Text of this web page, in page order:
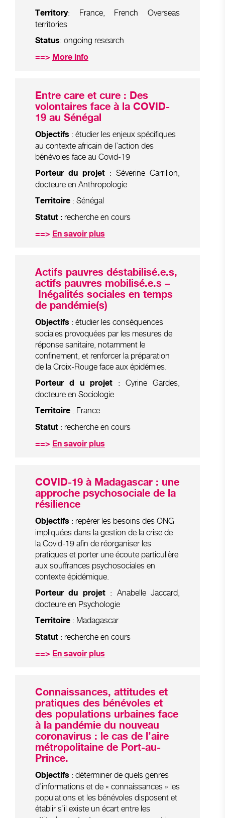
Territory: France, French Overseas
territories
Status: ongoing research
==> More info
Entre care et cure : Des
volontaires face à la COVID-
19 au Sénégal
Objectifs : étudier les enjeux spécifiques
au contexte africain de l’action des
bénévoles face au Covid-19
Porteur du projet : Séverine Carrillon,
docteure en Anthropologie
Territoire : Sénégal
Statut : recherche en cours
==> En savoir plus
Actifs pauvres déstabilisé.e.s,
actifs pauvres mobilisé.e.s –
Inégalités sociales en temps
de pandémie(s)
Objectifs : étudier les conséquences
sociales provoquées par les mesures de
réponse sanitaire, notamment le
confinement, et renforcer la préparation
de la Croix-Rouge face aux épidémies.
Porteur d u projet : Cyrine Gardes,
docteure en Sociologie
Territoire : France
Statut : recherche en cours
==> En savoir plus
COVID-19 à Madagascar : une
approche psychosociale de la
résilience
Objectifs : repérer les besoins des ONG
impliquées dans la gestion de la crise de
la Covid-19 afin de réorganiser les
pratiques et porter une écoute particulière
aux souffrances psychosociales en
contexte épidémique.
Porteur du projet : Anabelle Jaccard,
docteure en Psychologie
Territoire : Madagascar
Statut : recherche en cours
==> En savoir plus
Connaissances, attitudes et
pratiques des bénévoles et
des populations urbaines face
à la pandémie du nouveau
coronavirus : l e cas de l’aire
métropolitaine de Port-au-
Prince.
Objectifs : déterminer de quels genres
d’informations et de « connaissances » les
populations et les bénévoles disposent et
établir s’il existe un écart entre les